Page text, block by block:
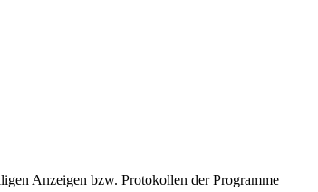
Anzeigen bzw. Protokollen der Programme